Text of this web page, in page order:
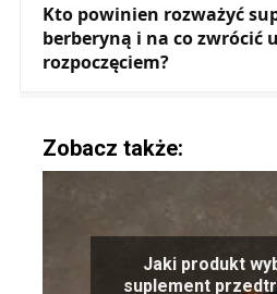
Kto powinien rozważyć
berberyną i na co zwrócić
rozpoczęciem?
Zobacz także:
Jaki produkt
suplement